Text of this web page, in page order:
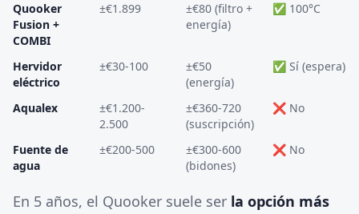
Quooker
Fusion +
COMBI
±€1.899
±€80 (filtro +
energía)
✅ 100°C
Hervidor
eléctrico
±€30-100
±€50
(energía)
✅ Sí (espera)
Aqualex
±€1.200-
2.500
±€360-720
(suscripción)
❌ No
Fuente de
agua
±€200-500
±€300-600
(bidones)
❌ No
En 5 años, el Quooker suele ser la opción más